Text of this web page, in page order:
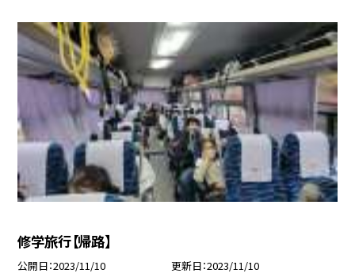
修学旅行【帰路】
公開日 2023/11/10 更新日 2023/11/10